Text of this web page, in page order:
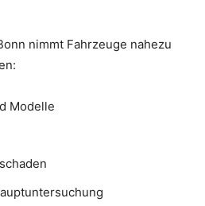
nimmt Fahrzeuge nahezu
Modelle